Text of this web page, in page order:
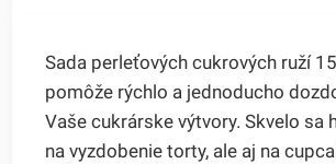
Sada perleťových cukrových ruží
pomôže rýchlo a jednoducho
Vaše cukrárske výtvory. Skvelo sa
na vyzdobenie torty, ale aj na